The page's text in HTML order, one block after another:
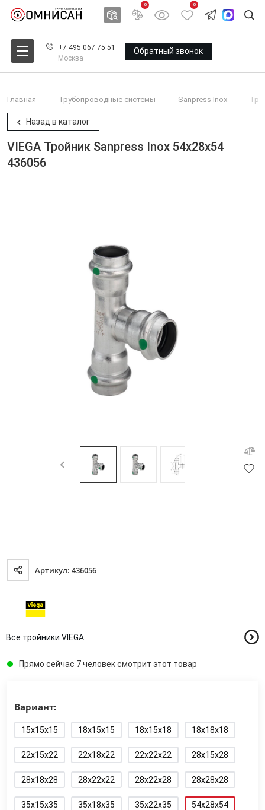
0 0
+7 495 067 75 51
Москва
Обратный звонок
Главная Трубопроводные системы Sanpress Inox
Назад в каталог
VIEGA Тройник Sanpress Inox 54x28x54
436056
Артикул: 436056
Все тройники VIEGA
Прямо сейчас 7 человек смотрит этот товар
Вариант:
15x15x15 18x15x15 18x15x18 18x18x18
22x15x22 22x18x22 22x22x22 28x15x28
28x18x28 28x22x22 28x22x28 28x28x28
35x15x35 35x18x35 35x22x35 54x28x54